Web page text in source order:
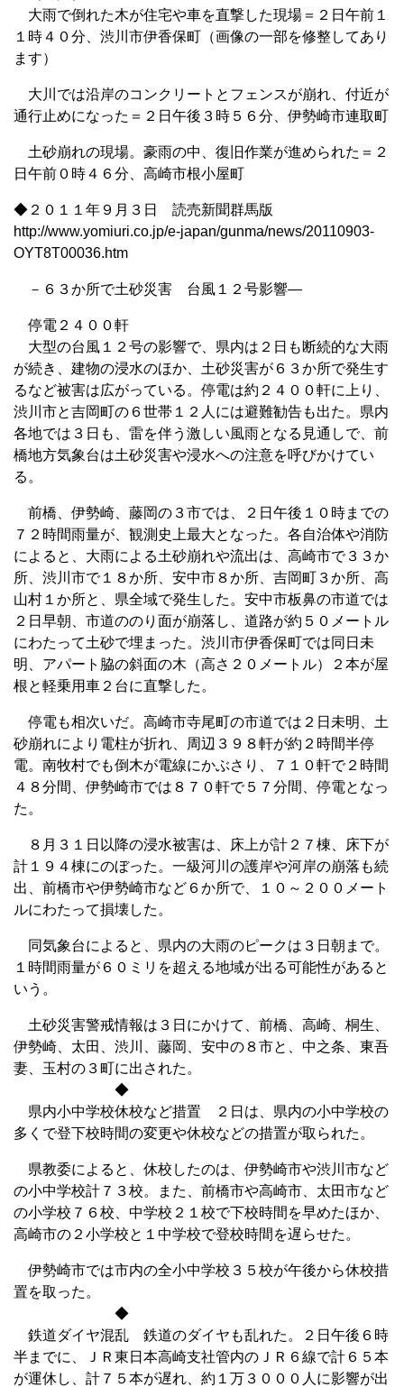
大雨で倒れた木が住宅や車を直撃した現場＝２日午前１
１時４０分、渋川市伊香保町（画像の一部を修整してあり
ます）
大川では沿岸のコンクリートとフェンスが崩れ、付近が
通行止めになった＝２日午後３時５６分、伊勢崎市連取町
土砂崩れの現場。豪雨の中、復旧作業が進められた＝２
日午前０時４６分、高崎市根小屋町
◆２０１１年９月３日 読売新聞群馬版
http://www.yomiuri.co.jp/e-japan/gunma/news/20110903-
OYT8T00036.htm
－６３か所で土砂災害 台風１２号影響―
停電２４００軒
大型の台風１２号の影響で、県内は２日も断続的な大雨
が続き、建物の浸水のほか、土砂災害が６３か所で発生す
るなど被害は広がっている。停電は約２４００軒に上り、
渋川市と吉岡町の６世帯１２人には避難勧告も出た。県内
各地では３日も、雷を伴う激しい風雨となる見通しで、前
橋地方気象台は土砂災害や浸水への注意を呼びかけてい
る。
前橋、伊勢崎、藤岡の３市では、２日午後１０時までの
７２時間雨量が、観測史上最大となった。各自治体や消防
によると、大雨による土砂崩れや流出は、高崎市で３３か
所、渋川市で１８か所、安中市８か所、吉岡町３か所、高
山村１か所と、県全域で発生した。安中市板鼻の市道では
２日早朝、市道ののり面が崩落し、道路が約５０メートル
にわたって土砂で埋まった。渋川市伊香保町では同日未
明、アパート脇の斜面の木（高さ２０メートル）２本が屋
根と軽乗用車２台に直撃した。
停電も相次いだ。高崎市寺尾町の市道では２日未明、土
砂崩れにより電柱が折れ、周辺３９８軒が約２時間半停
電。南牧村でも倒木が電線にかぶさり、７１０軒で２時間
４８分間、伊勢崎市では８７０軒で５７分間、停電となっ
た。
８月３１日以降の浸水被害は、床上が計２７棟、床下が
計１９４棟にのぼった。一級河川の護岸や河岸の崩落も続
出、前橋市や伊勢崎市など６か所で、１０～２００メート
ルにわたって損壊した。
同気象台によると、県内の大雨のピークは３日朝まで。
１時間雨量が６０ミリを超える地域が出る可能性があると
いう。
土砂災害警戒情報は３日にかけて、前橋、高崎、桐生、
伊勢崎、太田、渋川、藤岡、安中の８市と、中之条、東吾
妻、玉村の３町に出された。
◆
県内小中学校休校など措置 ２日は、県内の小中学校の
多くで登下校時間の変更や休校などの措置が取られた。
県教委によると、休校したのは、伊勢崎市や渋川市など
の小中学校計７３校。また、前橋市や高崎市、太田市など
の小学校７６校、中学校２１校で下校時間を早めたほか、
高崎市の２小学校と１中学校で登校時間を遅らせた。
伊勢崎市では市内の全小中学校３５校が午後から休校措
置を取った。
◆
鉄道ダイヤ混乱 鉄道のダイヤも乱れた。２日午後６時
半までに、ＪＲ東日本高崎支社管内のＪＲ６線で計６５本
が運休し、計７５本が遅れ、約１万３０００人に影響が出